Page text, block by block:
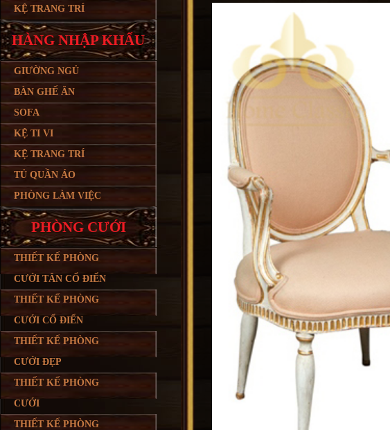
KỆ TRANG TRÍ
HÀNG NHẬP KHẨU
GIƯỜNG NGỦ
BÀN GHẾ ĂN
SOFA
KỆ TI VI
KỆ TRANG TRÍ
TỦ QUẦN ÁO
PHÒNG LÀM VIỆC
PHÒNG CƯỚI
THIẾT KẾ PHÒNG
CƯỚI TÂN CỔ ĐIỂN
THIẾT KẾ PHÒNG
CƯỚI CỔ ĐIỂN
THIẾT KẾ PHÒNG
CƯỚI ĐẸP
THIẾT KẾ PHÒNG
CƯỚI
THIẾT KẾ PHÒNG